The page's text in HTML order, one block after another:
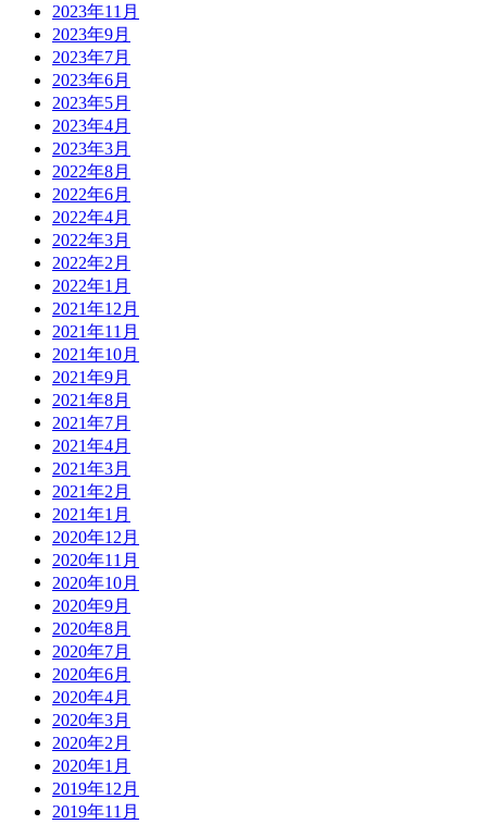
2023年11月
2023年9月
2023年7月
2023年6月
2023年5月
2023年4月
2023年3月
2022年8月
2022年6月
2022年4月
2022年3月
2022年2月
2022年1月
2021年12月
2021年11月
2021年10月
2021年9月
2021年8月
2021年7月
2021年4月
2021年3月
2021年2月
2021年1月
2020年12月
2020年11月
2020年10月
2020年9月
2020年8月
2020年7月
2020年6月
2020年4月
2020年3月
2020年2月
2020年1月
2019年12月
2019年11月